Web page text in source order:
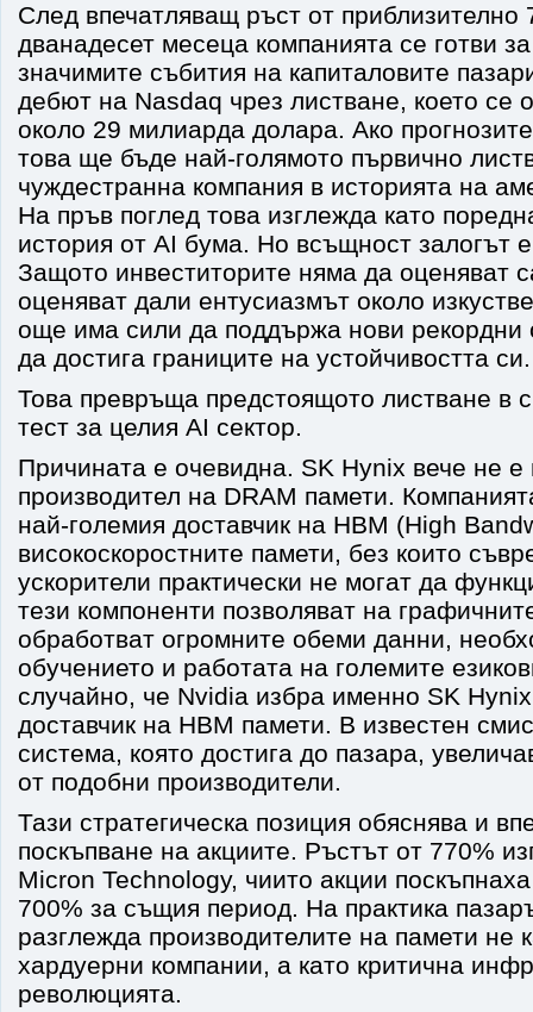
След впечатляващ ръст от приблизително
дванадесет месеца компанията се готви
значимите събития на капиталовите
дебют на Nasdaq чрез листване, което се
около 29 милиарда долара. Ако
това ще бъде най-голямото първично
чуждестранна компания в историята на
На пръв поглед това изглежда като
история от AI бума. Но всъщност залогът
Защото инвеститорите няма да оценяват
оценяват дали ентусиазмът около
още има сили да поддържа нови рекордни
да достига границите на устойчивостта си.
Това превръща предстоящото листване в
тест за целия AI сектор.
Причината е очевидна. SK Hynix вече не е
производител на DRAM памети.
най-големия доставчик на HBM (High
високоскоростните памети, без които
ускорители практически не могат да
тези компоненти позволяват на
обработват огромните обеми данни,
обучението и работата на големите
случайно, че Nvidia избра именно SK
доставчик на HBM памети. В известен
система, която достига до пазара,
от подобни производители.
Тази стратегическа позиция обяснява и
поскъпване на акциите. Ръстът от 770%
Micron Technology, чиито акции
700% за същия период. На практика
разглежда производителите на памети не
хардуерни компании, а като критична
революцията.